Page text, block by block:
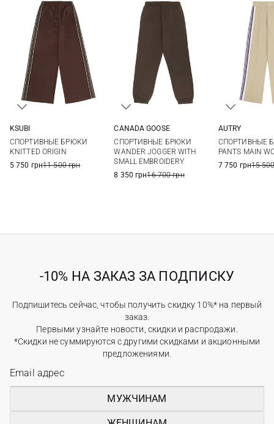
KSUBI
СПОРТИВНЫЕ БРЮКИ
KNITTED ORIGIN
5 750 грн11 500 грн
CANADA GOOSE
СПОРТИВНЫЕ БРЮКИ
WANDER JOGGER WITH
SMALL EMBROIDERY
8 350 грн16 700 грн
AUTRY
СПОРТИВНЫЕ
PANTS MAIN
7 750 грн15
-10% НА ЗАКАЗ ЗА ПОДПИСКУ
Подпишитесь сейчас, чтобы получить скидку 10%* на первый
заказ.
Первыми узнайте новости, скидки и распродажи.
*Скидки не суммируются с другими скидками и акционными
предложениями.
МУЖЧИНАМ